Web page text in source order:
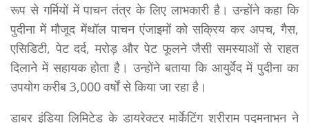
रूप से गर्मियों में पाचन तंत्र के लिए लाभकारी है। उन्होंने कहा कि
पुदीना में मौजूद मेंथॉल पाचन एंजाइमों को सक्रिय कर अपच, गैस,
एसिडिटी, पेट दर्द, मरोड़ और पेट फूलने जैसी समस्याओं से राहत
दिलाने में सहायक होता है। उन्होंने बताया कि आयुर्वेद में पुदीना का
उपयोग करीब 3,000 वर्षों से किया जा रहा है।
डाबर इंडिया लिमिटेड के डायरेक्टर मार्केटिंग श्रीराम पद्मनाभन ने